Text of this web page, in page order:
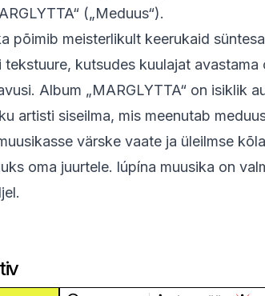
(„Meduus“).
põimib meisterlikult keerukaid
tekstuure, kutsudes kuulajat avastama
Album „MARGLYTTA“ on isiklik
artisti siseilma, mis meenutab
värske vaate ja üleilmse
oma juurtele. lúpína muusika on